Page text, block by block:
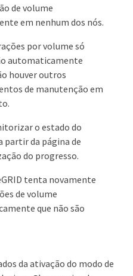
de volume
em nenhum dos nós.
por volume só
automaticamente
houver outros
de manutenção em
o estado do
partir da página de
do progresso.
tenta novamente
de volume
que não são
da ativação do modo de